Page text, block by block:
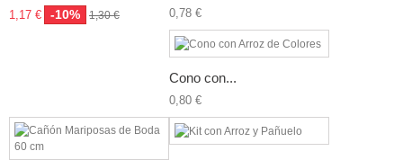
1,17 € -10% 1,30 € 0,78 €
Cono con...
0,80 €